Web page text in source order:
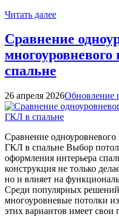
Читать далее
Сравнение
спальне
26 апреля 2026Обновление
Сравнение
ГКЛ в спальне Выбор
оформления интерьера
конструкция не только
но и влияет на
Среди популярных
многоуровневые потолки
этих вариантов имеет